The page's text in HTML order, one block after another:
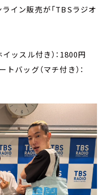
イン販売が「TBSラジオ
ッスル付き）：1800円
バッグ（マチ付き）：